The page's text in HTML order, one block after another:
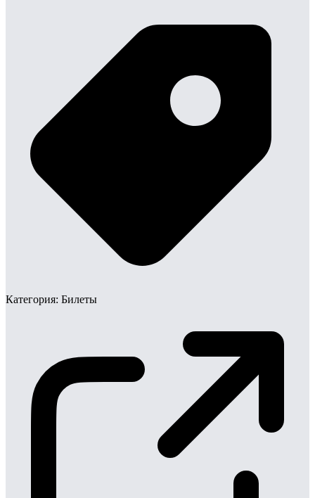
Категория: Билеты